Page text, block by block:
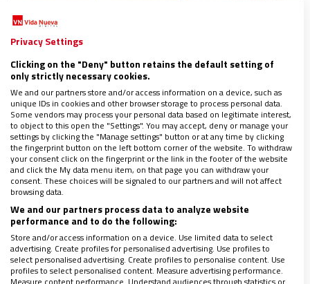
VATICANO
Guerra abierta en el Vaticano: ¿Benedicto XVI
dio su visto bueno al libro sobre el celibato
con el cardenal Sarah?
14/01/2020|JOSÉ BELTRÁN
El entorno de Ratzinger desmiente que aprobara como
tal la obra a cuatro manos publicada por el prefecto de
los Sacramentos
El purpurado africano se defiende: “Estas difamaciones
son de extrema gravedad. Tengo pruebas de nuestra
colaboración”
Sarah acepta borrar a Benedicto XVI como coautor del
libro, como le ha pedido el secretario de Ratzinger
Privacy Settings
Clicking on the "Deny" button retains the default setting of
only strictly necessary cookies.
We and our partners store and/or access information on a device, such as
unique IDs in cookies and other browser storage to process personal data.
Some vendors may process your personal data based on legitimate interest,
to object to this open the "Settings". You may accept, deny or manage your
settings by clicking the "Manage settings" button or at any time by clicking
the fingerprint button on the left bottom corner of the website. To withdraw
your consent click on the fingerprint or the link in the footer of the website
and click the My data menu item, on that page you can withdraw your
consent. These choices will be signaled to our partners and will not affect
browsing data.
We and our partners process data to analyze website
performance and to do the following:
Store and/or access information on a device. Use limited data to select
advertising. Create profiles for personalised advertising. Use profiles to
select personalised advertising. Create profiles to personalise content. Use
profiles to select personalised content. Measure advertising performance.
Measure content performance. Understand audiences through statistics or